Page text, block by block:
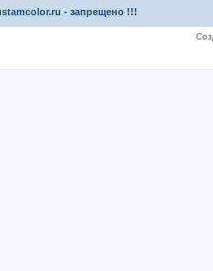
- запрещено !!!